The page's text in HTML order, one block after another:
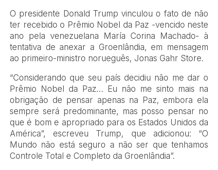
O presidente Donald Trump vinculou o fato de não
ter recebido o Prêmio Nobel da Paz -vencido neste
ano pela venezuelana María Corina Machado- à
tentativa de anexar a Groenlândia, em mensagem
ao primeiro-ministro norueguês, Jonas Gahr Store.
“Considerando que seu país decidiu não me dar o
Prêmio Nobel da Paz… Eu não me sinto mais na
obrigação de pensar apenas na Paz, embora ela
sempre será predominante, mas posso pensar no
que é bom e apropriado para os Estados Unidos da
América”, escreveu Trump, que adicionou: “O
Mundo não está seguro a não ser que tenhamos
Controle Total e Completo da Groenlândia”.